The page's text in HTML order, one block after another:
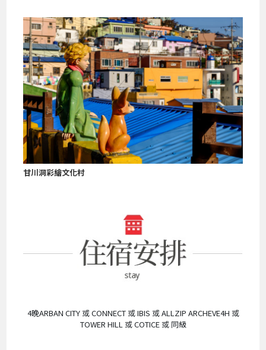
甘川洞彩繪文化村
4晚ARBAN CITY 或 CONNECT 或 IBIS 或 ALLZIP ARCHEVE4H 或
TOWER HILL 或 COTICE 或 同級